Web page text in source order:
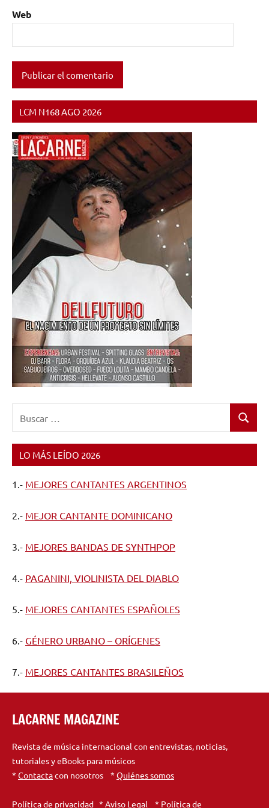
Web
LCM N168 AGO 2026
Buscar
LO MÁS LEÍDO 2026
1.- MEJORES CANTANTES ARGENTINOS
2.- MEJOR CANTANTE DOMINICANO
3.- MEJORES BANDAS DE SYNTHPOP
4.- PAGANINI, VIOLINISTA DEL DIABLO
5.- MEJORES CANTANTES ESPAÑOLES
6.- GÉNERO URBANO – ORÍGENES
7.- MEJORES CANTANTES BRASILEÑOS
LACARNE MAGAZINE
Revista de música internacional con entrevistas, noticias,
tutoriales y eBooks para músicos
* Contactacon nosotros * Quiénes somos
Política de privacidad * Aviso Legal * Política de